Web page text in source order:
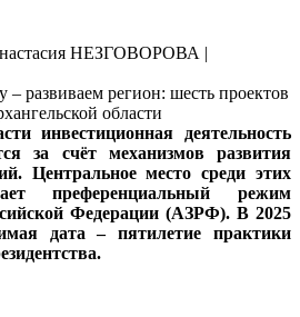
НЕЗГОВОРОВА |
инвестиционная деятельность
за счёт механизмов развития
Центральное место среди этих
преференциальный режим
Федерации (АЗРФ). В 2025
дата – пятилетие практики